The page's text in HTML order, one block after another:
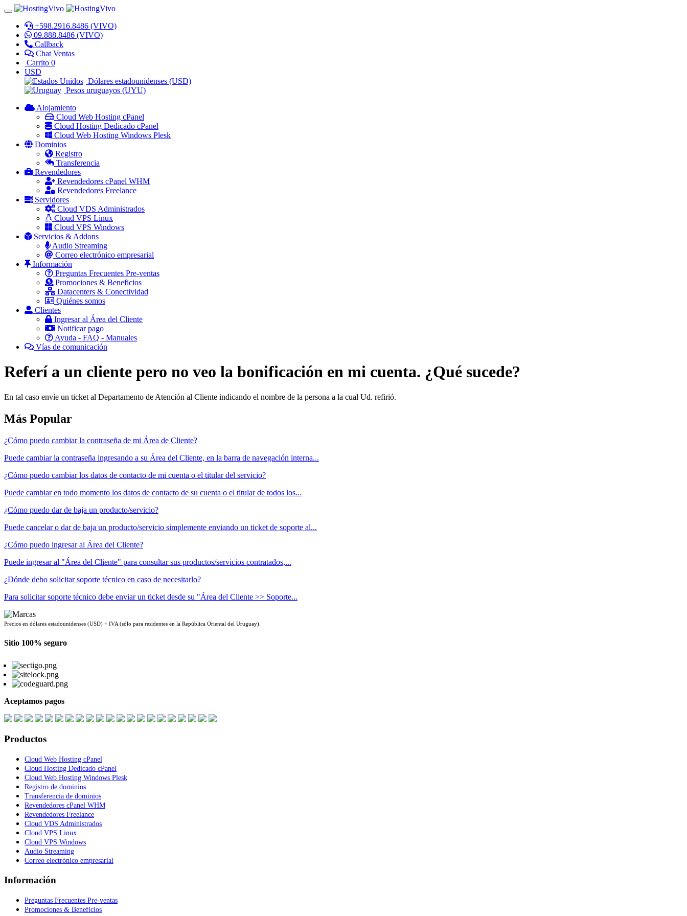
+598.2916.8486 (VIVO)
09.888.8486 (VIVO)
Callback
Chat Ventas
Carrito 0
USD
Dólares estadounidenses (USD)
Pesos uruguayos (UYU)
Alojamiento
Cloud Web Hosting cPanel
Cloud Hosting Dedicado cPanel
Cloud Web Hosting Windows Plesk
Dominios
Registro
Transferencia
Revendedores
Revendedores cPanel WHM
Revendedores Freelance
Servidores
Cloud VDS Administrados
Cloud VPS Linux
Cloud VPS Windows
Servicios & Addons
Audio Streaming
Correo electrónico empresarial
Información
Preguntas Frecuentes Pre-ventas
Promociones & Beneficios
Datacenters & Conectividad
Quiénes somos
Clientes
Ingresar al Área del Cliente
Notificar pago
Ayuda - FAQ - Manuales
Vías de comunicación
Referí a un cliente pero no veo la bonificación en mi cuenta. ¿Qué sucede?
En tal caso envíe un ticket al Departamento de Atención al Cliente indicando el nombre de la persona a la cual Ud. refirió.
Más Popular
¿Cómo puedo cambiar la contraseña de mi Área de Cliente?
Puede cambiar la contraseña ingresando a su Área del Cliente, en la barra de navegación interna...
¿Cómo puedo cambiar los datos de contacto de mi cuenta o el titular del servicio?
Puede cambiar en todo momento los datos de contacto de su cuenta o el titular de todos los...
¿Cómo puedo dar de baja un producto/servicio?
Puede cancelar o dar de baja un producto/servicio simplemente enviando un ticket de soporte al...
¿Cómo puedo ingresar al Área del Cliente?
Puede ingresar al "Área del Cliente" para consultar sus productos/servicios contratados,...
¿Dónde debo solicitar soporte técnico en caso de necesitarlo?
Para solicitar soporte técnico debe enviar un ticket desde su "Área del Cliente >> Soporte...
Precios en dólares estadounidenses (USD) + IVA (sólo para residentes en la República Oriental del Uruguay).
Sitio 100% seguro
Aceptamos pagos
Productos
Cloud Web Hosting cPanel
Cloud Hosting Dedicado cPanel
Cloud Web Hosting Windows Plesk
Registro de dominios
Transferencia de dominios
Revendedores cPanel WHM
Revendedores Freelance
Cloud VDS Administrados
Cloud VPS Linux
Cloud VPS Windows
Audio Streaming
Correo electrónico empresarial
Información
Preguntas Frecuentes Pre-ventas
Promociones & Beneficios